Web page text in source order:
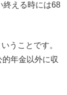
終える時には68
うことです。
年金以外に収